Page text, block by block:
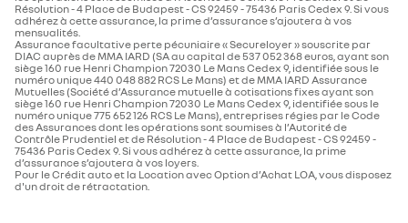
Résolution - 4 Place de Budapest - CS 92459 - 75436 Paris Cedex 9. Si vous
adhérez à cette assurance, la prime d’assurance s’ajoutera à vos
mensualités.
Assurance facultative perte pécuniaire « Secureloyer » souscrite par
DIAC auprès de MMA IARD (SA au capital de 537 052 368 euros, ayant son
siège 160 rue Henri Champion 72030 Le Mans Cedex 9, identifiée sous le
numéro unique 440 048 882 RCS Le Mans) et de MMA IARD Assurance
Mutuelles (Société d’Assurance mutuelle à cotisations fixes ayant son
siège 160 rue Henri Champion 72030 Le Mans Cedex 9, identifiée sous le
numéro unique 775 652 126 RCS Le Mans), entreprises régies par le Code
des Assurances dont les opérations sont soumises à l’Autorité de
Contrôle Prudentiel et de Résolution - 4 Place de Budapest - CS 92459 -
75436 Paris Cedex 9. Si vous adhérez à cette assurance, la prime
d’assurance s’ajoutera à vos loyers.
Pour le Crédit auto et la Location avec Option d’Achat LOA, vous disposez
d'un droit de rétractation.